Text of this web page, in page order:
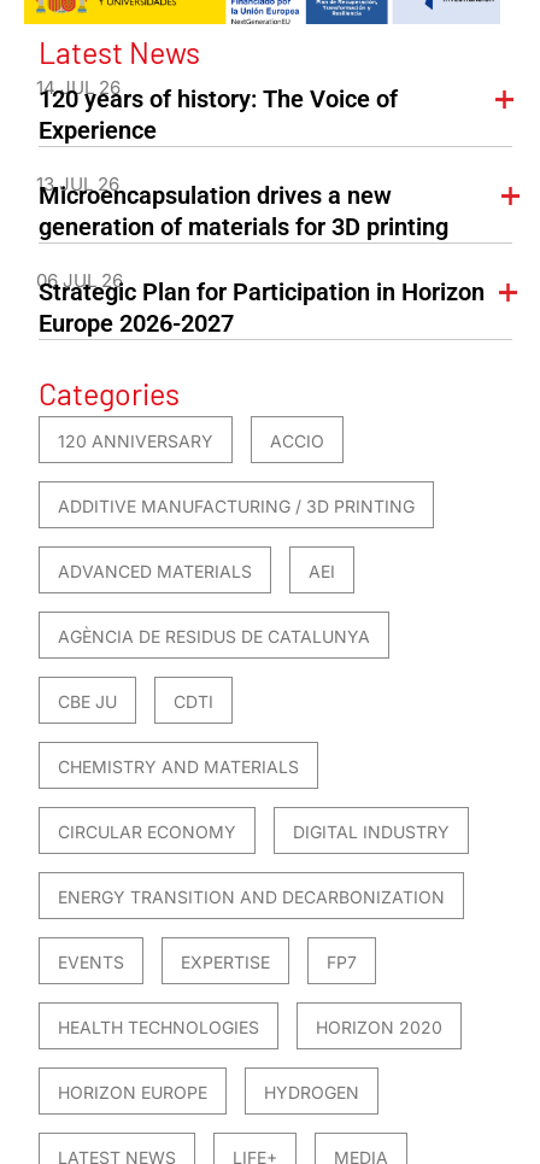
Latest News
14 JUL 26
120 years of history: The Voice of
Experience
13 JUL 26
Microencapsulation drives a new
generation of materials for 3D printing
06 JUL 26
Strategic Plan for Participation in Horizon
Europe 2026-2027
Categories
120 ANNIVERSARY ACCIO
ADDITIVE MANUFACTURING / 3D PRINTING
ADVANCED MATERIALS AEI
AGÈNCIA DE RESIDUS DE CATALUNYA
CBE JU CDTI
CHEMISTRY AND MATERIALS
CIRCULAR ECONOMY DIGITAL INDUSTRY
ENERGY TRANSITION AND DECARBONIZATION
EVENTS EXPERTISE FP7
HEALTH TECHNOLOGIES HORIZON 2020
HORIZON EUROPE HYDROGEN
LATEST NEWS LIFE+ MEDIA